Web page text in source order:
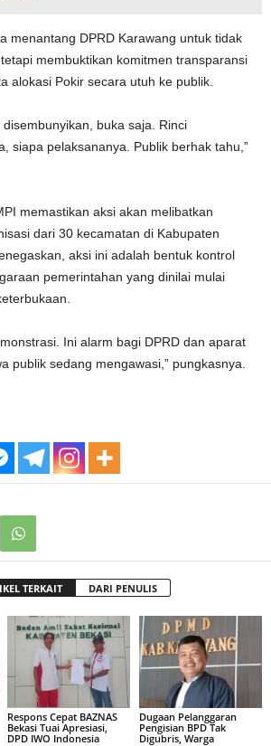
menantang DPRD Karawang untuk tidak
membuktikan komitmen transparansi
alokasi Pokir secara utuh ke publik.
buka saja. Rinci
siapa pelaksananya. Publik berhak tahu,”
memastikan aksi akan melibatkan
dari 30 kecamatan di Kabupaten
aksi ini adalah bentuk kontrol
pemerintahan yang dinilai mulai
Ini alarm bagi DPRD dan aparat
publik sedang mengawasi,” pungkasnya.
TERKAIT DARI PENULIS
Respons Cepat BAZNAS
Bekasi Tuai Apresiasi,
DPD IWO Indonesia
Dugaan Pelanggaran
Pengisian BPD Tak
Digubris, Warga